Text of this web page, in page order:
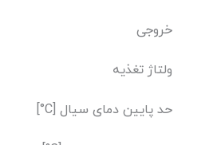
خروجی
ولتاژ تغذیه
حد پایین دمای سیال [C°]